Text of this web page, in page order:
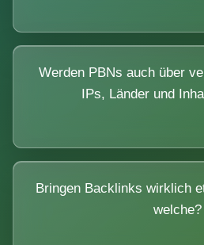
Werden PBNs auch über
IPs, Länder und
Bringen Backlinks wirklich
welche?